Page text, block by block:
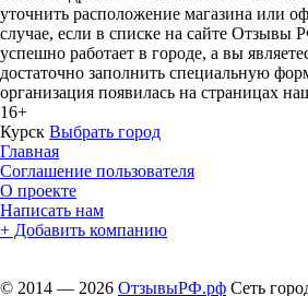
уточнить расположение магазина или
случае, если в списке на сайте Отзывы
успешно работает в городе, а вы
достаточно заполнить специальную
организация появилась на страницах
16+
Курск Выбрать город
Главная
Соглашение пользователя
О проекте
Написать нам
+ Добавить компанию
© 2014 — 2026 ОтзывыРФ.рф Сеть